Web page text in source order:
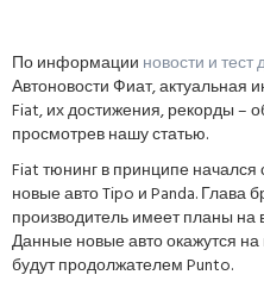
По информации новости и
Автоновости Фиат,
Fiat, их достижения, рекорды –
просмотрев нашу статью.
Fiat тюнинг в принципе
новые авто Tipo и Panda. Глава
производитель имеет планы на
Данные новые авто окажутся
будут продолжателем Punto.